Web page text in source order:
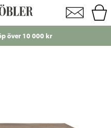
cm
över 10 000 kr